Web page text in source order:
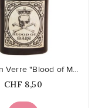
Flacon en Verre "Blood of Mary"
Prix
CHF 8,50